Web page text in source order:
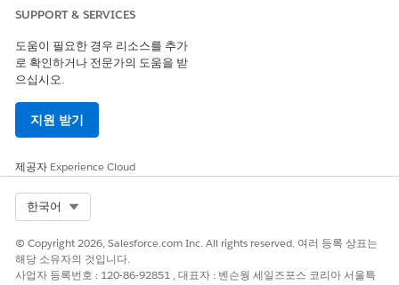
SUPPORT & SERVICES
도움이 필요한 경우 리소스를 추가
로 확인하거나 전문가의 도움을 받
으십시오.
지원 받기
제공자 Experience Cloud
한국어
© Copyright 2026, Salesforce.com Inc. All rights reserved. 여러 등록 상표는
해당 소유자의 것입니다.
사업자 등록번호 : 120-86-92851 , 대표자 : 벤슨웡 세일즈포스 코리아 서울특